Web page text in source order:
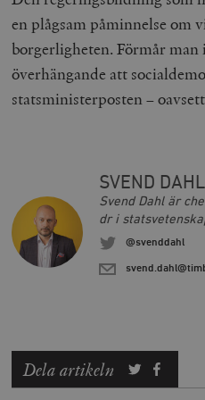
en plågsam påminnelse om
borgerligheten. Förmår
överhängande att
statsministerposten –
SVEND DAHL
Svend Dahl är
dr i
@svenddahl
Dela artikeln
_hjFirstSeen